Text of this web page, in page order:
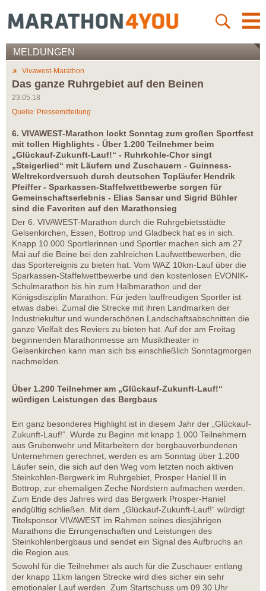
MELDUNGEN
Vivawest-Marathon
Das ganze Ruhrgebiet auf den Beinen
23.05.18
Quelle: Pressemitteilung
6. VIVAWEST-Marathon lockt Sonntag zum großen Sportfest
mit tollen Highlights - Über 1.200 Teilnehmer beim
„Glückauf-Zukunft-Lauf!“ - Ruhrkohle-Chor singt
„Steigerlied“ mit Läufern und Zuschauern - Guinness-
Weltrekordversuch durch deutschen Topläufer Hendrik
Pfeiffer - Sparkassen-Staffelwettbewerbe sorgen für
Gemeinschaftserlebnis - Elias Sansar und Sigrid Bühler
sind die Favoriten auf den Marathonsieg
Der 6. VIVAWEST-Marathon durch die Ruhrgebietsstädte
Gelsenkirchen, Essen, Bottrop und Gladbeck hat es in sich.
Knapp 10.000 Sportlerinnen und Sportler machen sich am 27.
Mai auf die Beine bei den zahlreichen Laufwettbewerben, die
das Sportereignis zu bieten hat. Vom WAZ 10km-Lauf über die
Sparkassen-Staffelwettbewerbe und den kostenlosen EVONIK-
Schulmarathon bis hin zum Halbmarathon und der
Königsdisziplin Marathon: Für jeden lauffreudigen Sportler ist
etwas dabei. Zumal die Strecke mit ihren Landmarken der
Industriekultur und wunderschönen Landschaftsabschnitten die
ganze Vielfalt des Reviers zu bieten hat. Auf der am Freitag
beginnenden Marathonmesse am Musiktheater in
Gelsenkirchen kann man sich bis einschließlich Sonntagmorgen
nachmelden.
Über 1.200 Teilnehmer am „Glückauf-Zukunft-Lauf!“
würdigen Leistungen des Bergbaus
Ein ganz besonderes Highlight ist in diesem Jahr der „Glückauf-
Zukunft-Lauf!“. Wurde zu Beginn mit knapp 1.000 Teilnehmern
aus Grubenwehr und Mitarbeitern der bergbauverbundenen
Unternehmen gerechnet, werden es am Sonntag über 1.200
Läufer sein, die sich auf den Weg vom letzten noch aktiven
Steinkohlen-Bergwerk im Ruhrgebiet, Prosper Haniel II in
Bottrop, zur ehemaligen Zeche Nordstern aufmachen werden.
Zum Ende des Jahres wird das Bergwerk Prosper-Haniel
endgültig schließen. Mit dem „Glückauf-Zukunft-Lauf!“ würdigt
Titelsponsor VIVAWEST im Rahmen seines diesjährigen
Marathons die Errungenschaften und Leistungen des
Steinkohlenbergbaus und sendet ein Signal des Aufbruchs an
die Region aus.
Sowohl für die Teilnehmer als auch für die Zuschauer entlang
der knapp 11km langen Strecke wird dies sicher ein sehr
emotionaler Lauf werden. Zum Startschuss um 09.30 Uhr